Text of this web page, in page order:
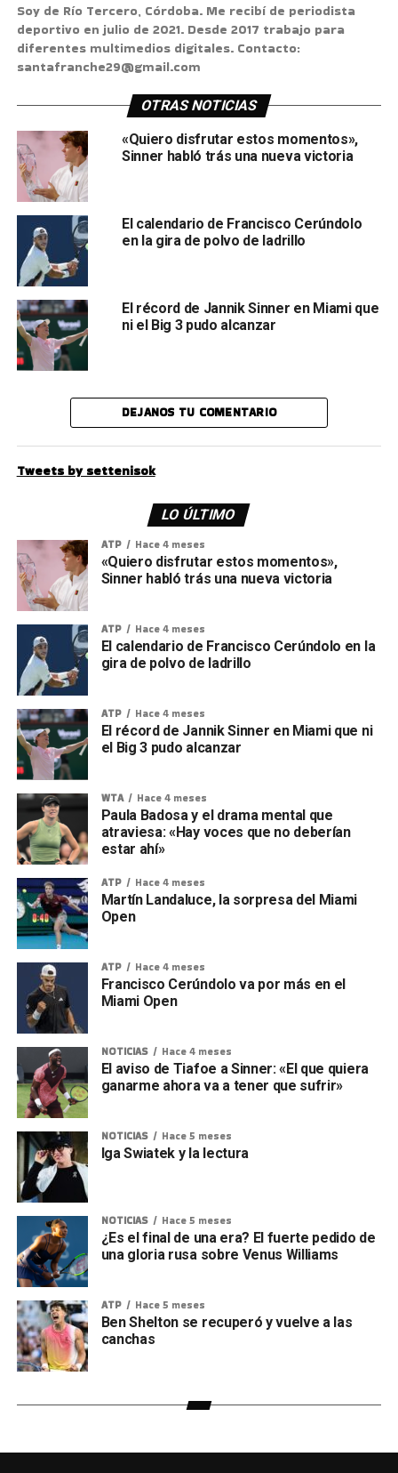
Soy de Río Tercero, Córdoba. Me recibí de periodista
deportivo en julio de 2021. Desde 2017 trabajo para
diferentes multimedios digitales. Contacto:
santafranche29@gmail.com
OTRAS NOTICIAS
«Quiero disfrutar estos momentos»,
Sinner habló trás una nueva victoria
El calendario de Francisco Cerúndolo
en la gira de polvo de ladrillo
El récord de Jannik Sinner en Miami que
ni el Big 3 pudo alcanzar
DEJANOS TU COMENTARIO
Tweets by settenisok
LO ÚLTIMO
ATP Hace 4 meses
«Quiero disfrutar estos momentos»,
Sinner habló trás una nueva victoria
ATP Hace 4 meses
El calendario de Francisco Cerúndolo en la
gira de polvo de ladrillo
ATP Hace 4 meses
El récord de Jannik Sinner en Miami que ni
el Big 3 pudo alcanzar
WTA Hace 4 meses
Paula Badosa y el drama mental que
atraviesa: «Hay voces que no deberían
estar ahí»
ATP Hace 4 meses
Martín Landaluce, la sorpresa del Miami
Open
ATP Hace 4 meses
Francisco Cerúndolo va por más en el
Miami Open
NOTICIAS Hace 4 meses
El aviso de Tiafoe a Sinner: «El que quiera
ganarme ahora va a tener que sufrir»
NOTICIAS Hace 5 meses
Iga Swiatek y la lectura
NOTICIAS Hace 5 meses
¿Es el final de una era? El fuerte pedido de
una gloria rusa sobre Venus Williams
ATP Hace 5 meses
Ben Shelton se recuperó y vuelve a las
canchas